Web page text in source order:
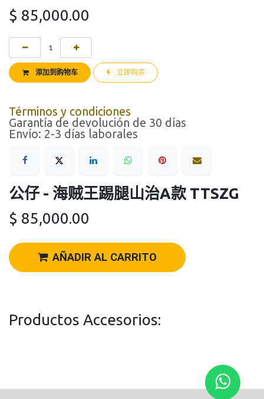
$ 85,000.00
添加到购物车 立即购买
Términos y condiciones
Garantía de devolución de 30 días
Envío: 2-3 días laborales
公仔 - 海贼王踢腿山治A款 TTSZG
$ 85,000.00
AÑADIR AL CARRITO
Productos Accesorios: